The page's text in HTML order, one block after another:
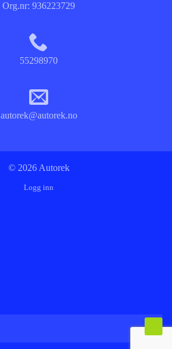
Org.nr: 936223729
55298970
autorek@autorek.no
© 2026 Autorek
Logg inn